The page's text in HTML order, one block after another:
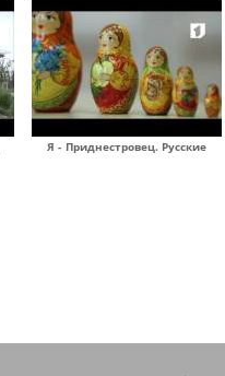
Я - Приднестровец. Русские